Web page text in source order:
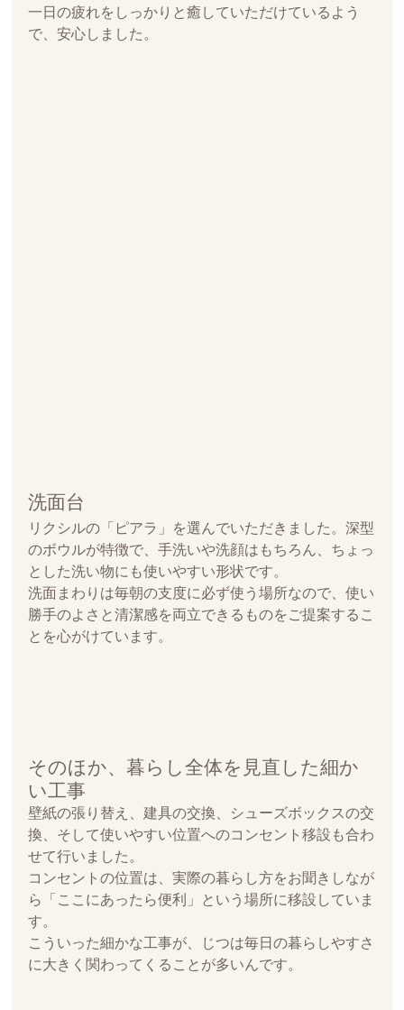
一日の疲れをしっかりと癒していただけているよう
で、安心しました。
洗面台
リクシルの「ピアラ」を選んでいただきました。深型
のボウルが特徴で、手洗いや洗顔はもちろん、ちょっ
とした洗い物にも使いやすい形状です。
洗面まわりは毎朝の支度に必ず使う場所なので、使い
勝手のよさと清潔感を両立できるものをご提案するこ
とを心がけています。
そのほか、暮らし全体を見直した細か
い工事
壁紙の張り替え、建具の交換、シューズボックスの交
換、そして使いやすい位置へのコンセント移設も合わ
せて行いました。
コンセントの位置は、実際の暮らし方をお聞きしなが
ら「ここにあったら便利」という場所に移設していま
す。
こういった細かな工事が、じつは毎日の暮らしやすさ
に大きく関わってくることが多いんです。